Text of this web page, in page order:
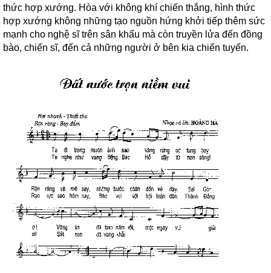
thức hợp xướng. Hòa với không khí chiến thắng, hình thức
hợp xướng không những tạo nguồn hứng khởi tiếp thêm sức
mạnh cho nghệ sĩ trên sân khấu mà còn truyền lửa đến đồng
bào, chiến sĩ, đến cả những người ở bên kia chiến tuyến.